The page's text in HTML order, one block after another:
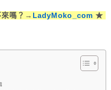
嗎？→ LadyMoko_com ★